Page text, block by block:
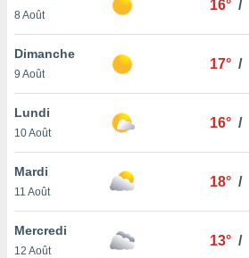
et
au
vous
de
de
le
8 Août
16° /
Dimanche
9 Août
17° /
Lundi
10 Août
16° /
Mardi
11 Août
18° /
Mercredi
12 Août
13° /